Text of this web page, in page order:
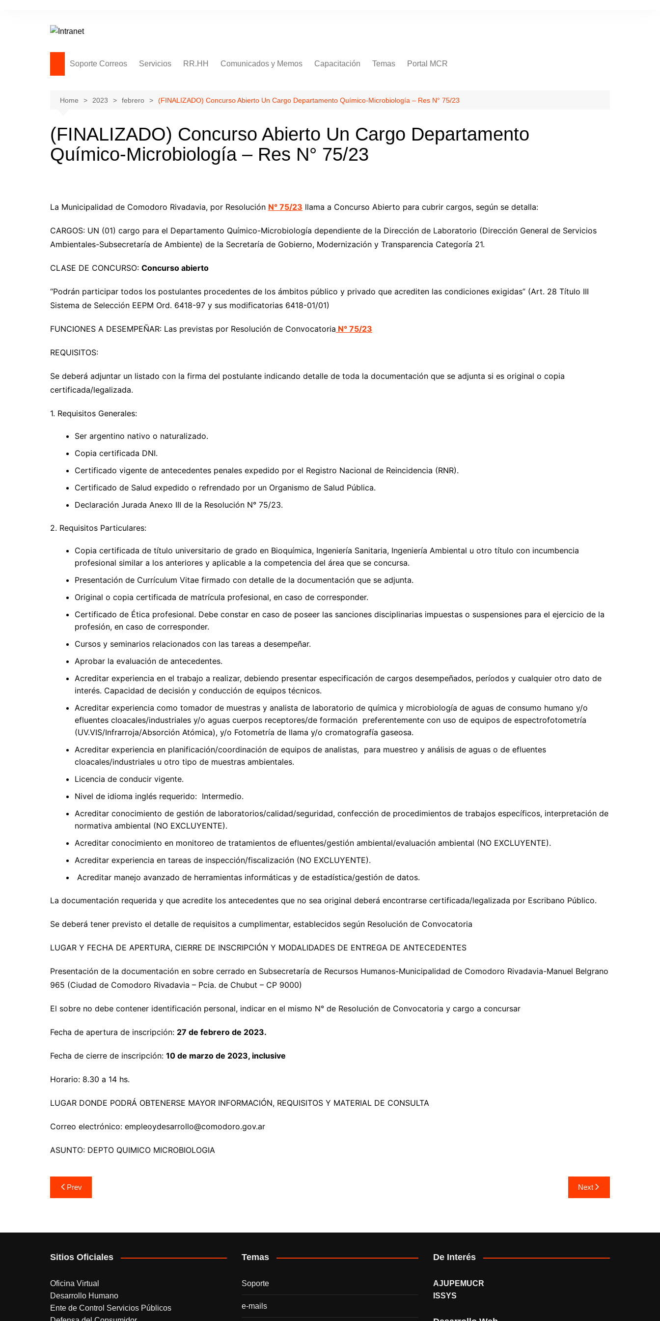
Soporte Correos
Adjuntos – Archivos en la
Thunderbird
Servicios RR.HH Comunicados y Memos Capacitación Temas
Procedimientos
RR.HH
Portal MCR
Home 2023 febrero (FINALIZADO) Concurso Abierto Un Cargo Departamento Químico-Microbiología – Res N° 75/23
(FINALIZADO) Concurso Abierto Un Cargo Departamento
Químico-Microbiología – Res N° 75/23
La Municipalidad de Comodoro Rivadavia, por Resolución N° 75/23 llama a Concurso Abierto para cubrir cargos, según se detalla:
CARGOS: UN (01) cargo para el Departamento Químico-Microbiología dependiente de la Dirección de Laboratorio (Dirección General de Servicios
Ambientales-Subsecretaría de Ambiente) de la Secretaría de Gobierno, Modernización y Transparencia Categoría 21.
CLASE DE CONCURSO: Concurso abierto
“Podrán participar todos los postulantes procedentes de los ámbitos público y privado que acrediten las condiciones exigidas” (Art. 28 Título III
Sistema de Selección EEPM Ord. 6418-97 y sus modificatorias 6418-01/01)
FUNCIONES A DESEMPEÑAR: Las previstas por Resolución de Convocatoria N° 75/23
REQUISITOS:
Se deberá adjuntar un listado con la firma del postulante indicando detalle de toda la documentación que se adjunta si es original o copia
certificada/legalizada.
1. Requisitos Generales:
Ser argentino nativo o naturalizado.
Copia certificada DNI.
Certificado vigente de antecedentes penales expedido por el Registro Nacional de Reincidencia (RNR).
Certificado de Salud expedido o refrendado por un Organismo de Salud Pública.
Declaración Jurada Anexo III de la Resolución N° 75/23.
2. Requisitos Particulares:
Copia certificada de título universitario de grado en Bioquímica, Ingeniería Sanitaria, Ingeniería Ambiental u otro título con incumbencia
profesional similar a los anteriores y aplicable a la competencia del área que se concursa.
Presentación de Currículum Vitae firmado con detalle de la documentación que se adjunta.
Original o copia certificada de matrícula profesional, en caso de corresponder.
Certificado de Ética profesional. Debe constar en caso de poseer las sanciones disciplinarias impuestas o suspensiones para el ejercicio de la
profesión, en caso de corresponder.
Cursos y seminarios relacionados con las tareas a desempeñar.
Aprobar la evaluación de antecedentes.
Acreditar experiencia en el trabajo a realizar, debiendo presentar especificación de cargos desempeñados, períodos y cualquier otro dato de
interés. Capacidad de decisión y conducción de equipos técnicos.
Acreditar experiencia como tomador de muestras y analista de laboratorio de química y microbiología de aguas de consumo humano y/o
efluentes cloacales/industriales y/o aguas cuerpos receptores/de formación preferentemente con uso de equipos de espectrofotometría
(UV.VIS/Infrarroja/Absorción Atómica), y/o Fotometría de llama y/o cromatografía gaseosa.
Acreditar experiencia en planificación/coordinación de equipos de analistas, para muestreo y análisis de aguas o de efluentes
cloacales/industriales u otro tipo de muestras ambientales.
Licencia de conducir vigente.
Nivel de idioma inglés requerido: Intermedio.
Acreditar conocimiento de gestión de laboratorios/calidad/seguridad, confección de procedimientos de trabajos específicos, interpretación de
normativa ambiental (NO EXCLUYENTE).
Acreditar conocimiento en monitoreo de tratamientos de efluentes/gestión ambiental/evaluación ambiental (NO EXCLUYENTE).
Acreditar experiencia en tareas de inspección/fiscalización (NO EXCLUYENTE).
Acreditar manejo avanzado de herramientas informáticas y de estadística/gestión de datos.
La documentación requerida y que acredite los antecedentes que no sea original deberá encontrarse certificada/legalizada por Escribano Público.
Se deberá tener previsto el detalle de requisitos a cumplimentar, establecidos según Resolución de Convocatoria
LUGAR Y FECHA DE APERTURA, CIERRE DE INSCRIPCIÓN Y MODALIDADES DE ENTREGA DE ANTECEDENTES
Presentación de la documentación en sobre cerrado en Subsecretaría de Recursos Humanos-Municipalidad de Comodoro Rivadavia-Manuel Belgrano
965 (Ciudad de Comodoro Rivadavia – Pcia. de Chubut – CP 9000)
El sobre no debe contener identificación personal, indicar en el mismo N° de Resolución de Convocatoria y cargo a concursar
Fecha de apertura de inscripción: 27 de febrero de 2023.
Fecha de cierre de inscripción: 10 de marzo de 2023, inclusive
Horario: 8.30 a 14 hs.
LUGAR DONDE PODRÁ OBTENERSE MAYOR INFORMACIÓN, REQUISITOS Y MATERIAL DE CONSULTA
Correo electrónico: empleoydesarrollo@comodoro.gov.ar
ASUNTO: DEPTO QUIMICO MICROBIOLOGIA
Navegación
de
Prev Next
Sitios Oficiales
Oficina Virtual
Desarrollo Humano
Ente de Control Servicios Públicos
Temas
Soporte
e-mails
De Interés
AJUPEMUCR
ISSYS